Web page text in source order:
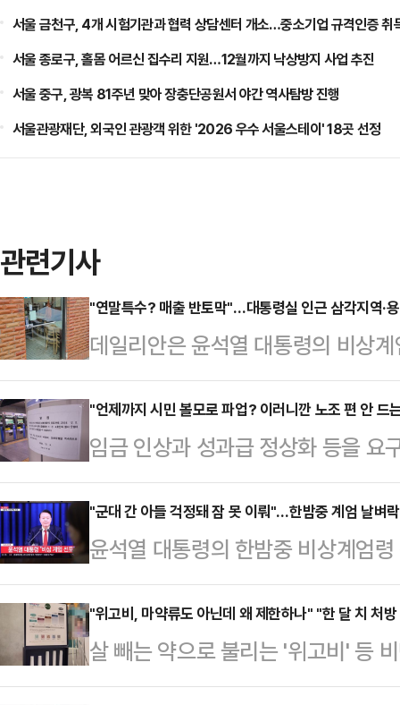
서울 금천구, 4개 시험기관과 협력 상담센터 개소…중소기업 규격인증 취
서울 종로구, 홀몸 어르신 집수리 지원…12월까지 낙상방지 사업 추진
서울 중구, 광복 81주년 맞아 장충단공원서 야간 역사탐방 진행
서울관광재단, 외국인 관광객 위한 '2026 우수 서울스테이' 18곳 선정
관련기사
"연말특수? 매출 반토막"…대통령실 인근 삼각지역·
데일리안은 윤석열 대통령의 비상
통령실 인근 상권이 밀집해 있는 삼
씨 만큼이나 한산한 분위기에서 상
발걸음이 아예 끊겼다며 대통령이
관저 입구 곳곳에는 수십 명의 경찰
한 시민이 대통령실 입구를 사진 촬
다. 또 촬영된 사진은 모두 삭제를
"국방부도 함께 있…
"언제까지 시민 볼모로 파업? 이러니깐 노조 편 안
임금 인상과 성과급 정상화 등을 요
조합(철도노조)이 5일 오전 첫 열차
다. 이에 따라 고속철도(KTX)와 새
이 시작됐고, 한국철도공사(코레일
송에 차질이 발생했다. 출근길 불편
로 파업할 것인가", "이러니깐 시민
벌써부터 걱정된다" 등의 원성을
판 실무교섭…
"군대 간 아들 걱정돼 잠 못 이뤄"…한밤중 계엄 날벼
윤석열 대통령의 한밤중 비상계엄
해제됐다. 불과 6시간의 짧은 계엄
회 내 군 투입 등에 시민들은 패닉
분께 긴급 대국민담화를 통해 비상
수 참모조차 모른 채 극비리에 준비
"위고비, 마약류도 아닌데 왜 제한하나" "한 달 치 처
살 빼는 약으로 불리는 '위고비' 등
한됐다. 비대면 진료 시 손쉽게 비